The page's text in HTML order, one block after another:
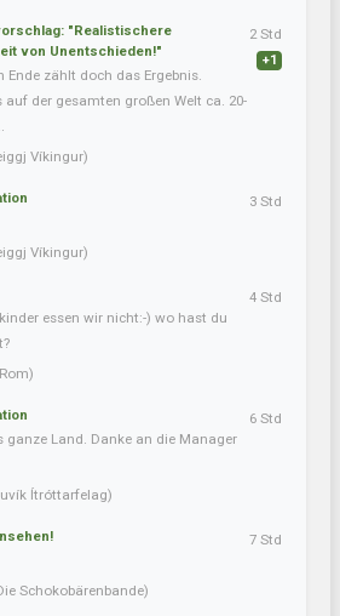
"Realistischere
von Unentschieden!"
Ende zählt doch das Ergebnis.
auf der gesamten großen Welt ca. 20-
Víkingur)
2 Std
+1
Víkingur)
3 Std
essen wir nicht:-) wo hast du
4 Std
ganze Land. Danke an die Manager
Ítróttarfelag)
6 Std
Schokobärenbande)
7 Std